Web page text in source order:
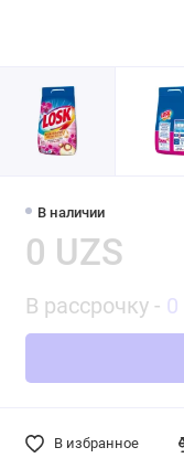
В наличии
0 UZS
В рассрочку - 0
В избранное